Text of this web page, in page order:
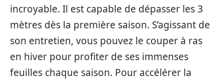
incroyable. Il est capable de dépasser les 3
mètres dès la première saison. S’agissant de
son entretien, vous pouvez le couper à ras
en hiver pour profiter de ses immenses
feuilles chaque saison. Pour accélérer la